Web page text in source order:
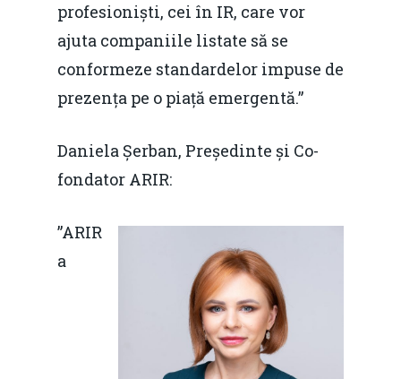
profesioniști, cei în IR, care vor
ajuta companiile listate să se
conformeze standardelor impuse de
prezența pe o piață emergentă.”
Daniela Șerban, Președinte și Co-
fondator ARIR:
”ARIR
a